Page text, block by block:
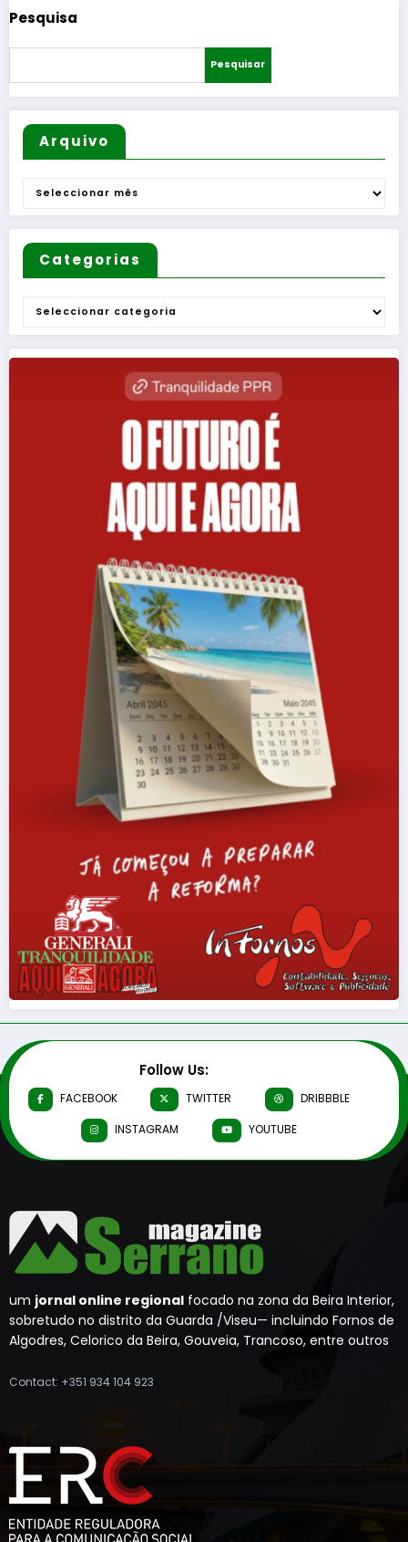
Pesquisa
Pesquisar
Arquivo
Arquivo
Categorias
Categorias
Follow Us:
FACEBOOK TWITTER
DRIBBBLE
INSTAGRAM
YOUTUBE
um jornal online regional focado na zona da Beira Interior,
sobretudo no distrito da Guarda /Viseu— incluindo Fornos de
Algodres, Celorico da Beira, Gouveia, Trancoso, entre outros
Contact: +351 934 104 923